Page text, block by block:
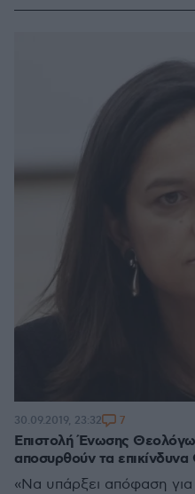
Επιστολή Ένωσης
αποσυρθούν τα
«Να υπάρξει απόφαση
30.09.2019, 23:32 7